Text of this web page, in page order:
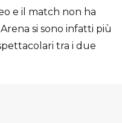
e il match non ha
si sono infatti più
tra i due